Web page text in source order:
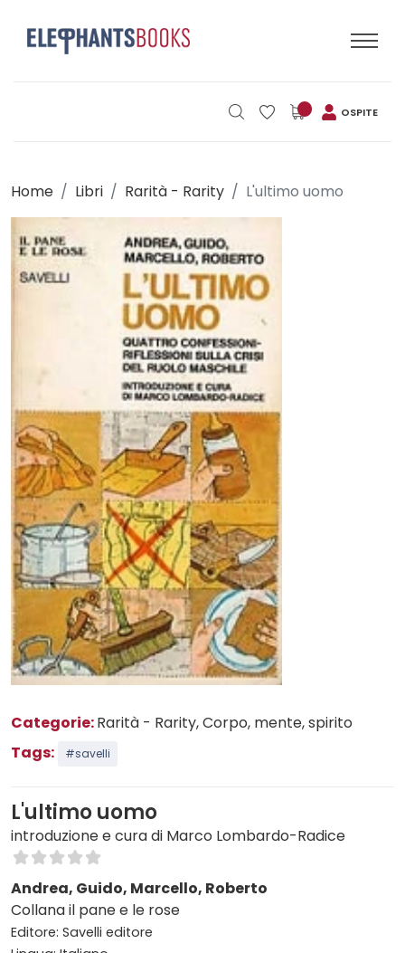
OSPITE
Home Libri Rarità - Rarity L'ultimo uomo
Categorie:Rarità - Rarity, Corpo, mente, spirito
Tags:
#savelli
L'ultimo uomo
introduzione e cura di Marco Lombardo-Radice
Andrea, Guido, Marcello, Roberto
Collana il pane e le rose
Editore: Savelli editore